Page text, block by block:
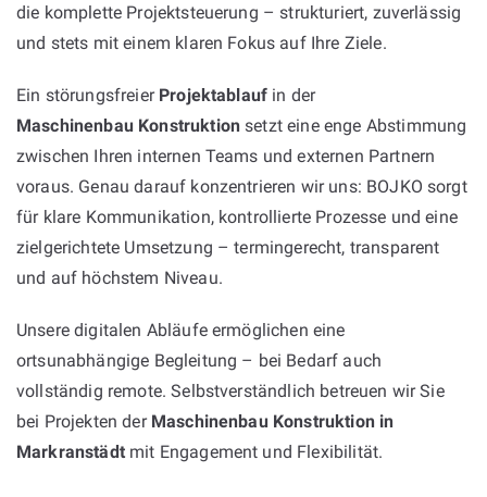
die komplette Projektsteuerung – strukturiert, zuverlässig
und stets mit einem klaren Fokus auf Ihre Ziele.
Ein störungsfreier Projektablauf in der
Maschinenbau Konstruktion setzt eine enge Abstimmung
zwischen Ihren internen Teams und externen Partnern
voraus. Genau darauf konzentrieren wir uns: BOJKO sorgt
für klare Kommunikation, kontrollierte Prozesse und eine
zielgerichtete Umsetzung – termingerecht, transparent
und auf höchstem Niveau.
Unsere digitalen Abläufe ermöglichen eine
ortsunabhängige Begleitung – bei Bedarf auch
vollständig remote. Selbstverständlich betreuen wir Sie
bei Projekten der Maschinenbau Konstruktion in
Markranstädtmit Engagement und Flexibilität.